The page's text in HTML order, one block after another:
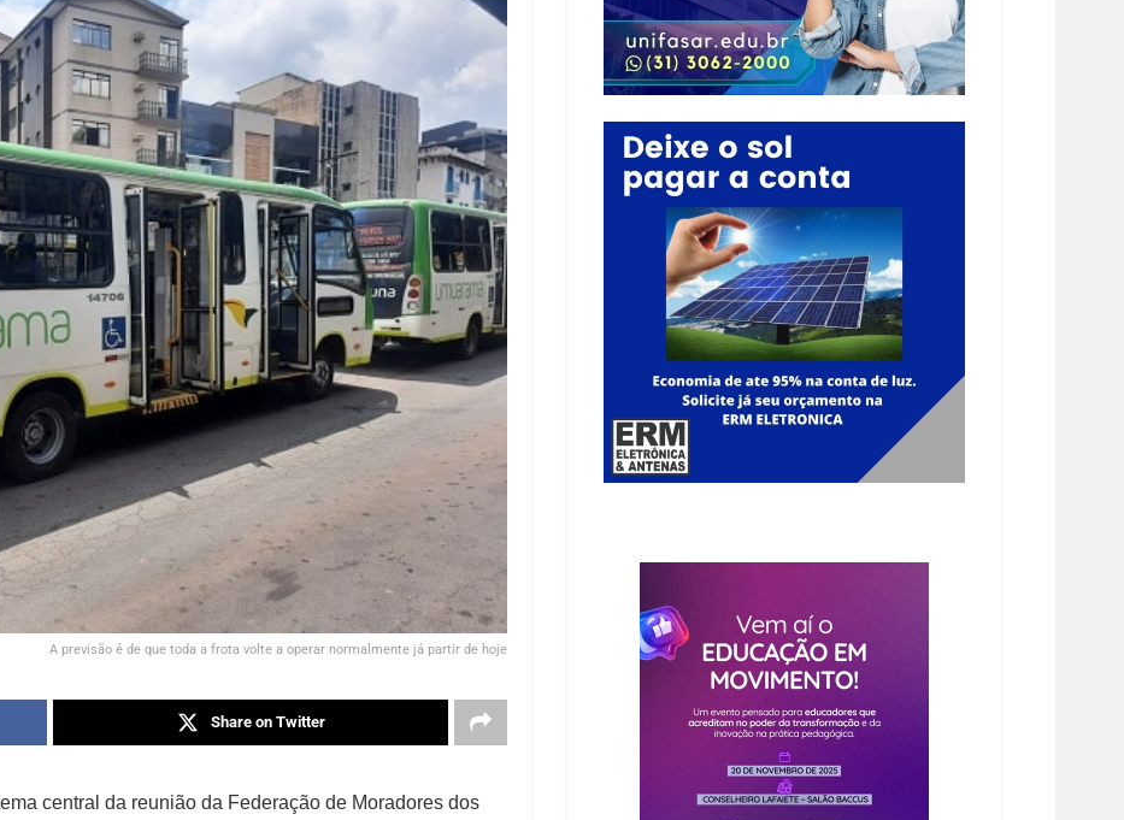
A previsão é de que toda a frota volte a operar normalmente já partir de hoje
Share on Twitter
central da reunião da Federação de Moradores dos